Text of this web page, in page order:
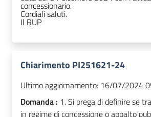
concessionario.
Cordiali saluti.
Il RUP
Chiarimento PI251621-24
Ultimo aggiornamento: 16/07/2024
Domanda : 1. Si prega di definire se
in regime di concessione o appalto